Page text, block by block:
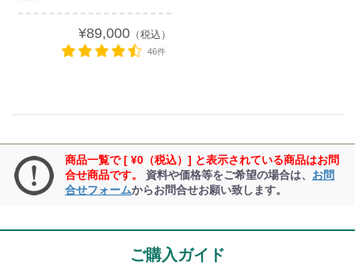
¥89,000（税込）
46件
商品一覧で [ ¥0（税込）] と表示されている商品はお問
合せ商品です。
資料や価格等をご希望の場合は、 お問
合せフォームからお問合せお願い致します。
ご購入ガイド